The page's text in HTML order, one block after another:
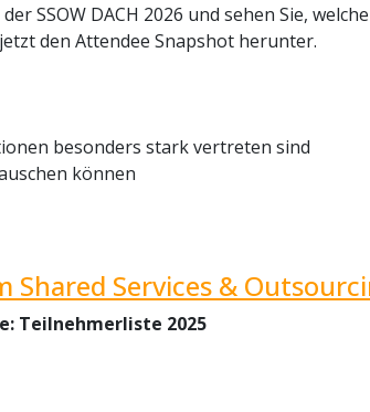
SSOW DACH 2026 und sehen Sie,
den Attendee Snapshot herunter.
besonders stark vertreten sind
können
Services &
Teilnehmerliste 2025